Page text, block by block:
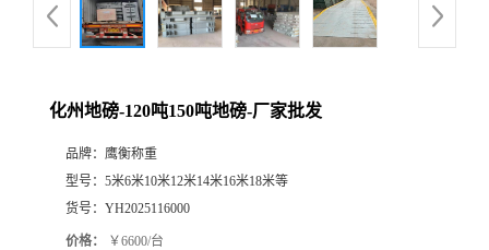
化州地磅-120吨150吨地磅-厂家批发
品牌： 鹰衡称重
型号： 5米6米10米12米14米16米18米等
货号： YH2025116000
价格： ￥6600/台